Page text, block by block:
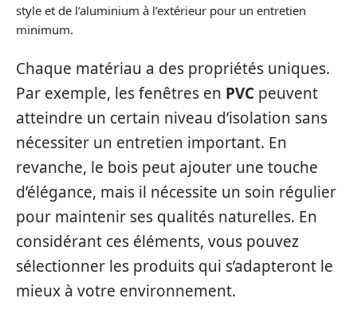
style et de l’aluminium à l’extérieur pour un entretien
minimum.
Chaque matériau a des propriétés uniques.
Par exemple, les fenêtres en PVC peuvent
atteindre un certain niveau d’isolation sans
nécessiter un entretien important. En
revanche, le bois peut ajouter une touche
d’élégance, mais il nécessite un soin régulier
pour maintenir ses qualités naturelles. En
considérant ces éléments, vous pouvez
sélectionner les produits qui s’adapteront le
mieux à votre environnement.